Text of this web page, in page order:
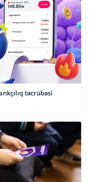
uşaqlar üçün yeni rəqəmsal bankçılıq təcrübəsi